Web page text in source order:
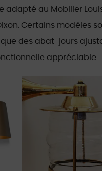
adapté au Mobilier Louis
Certains modèles
des abat-jours
appréciable.